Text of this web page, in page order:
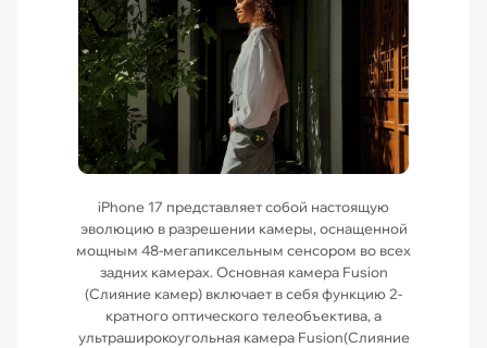
iPhone 17 представляет собой настоящую
эволюцию в разрешении камеры, оснащенной
мощным 48-мегапиксельным сенсором во всех
задних камерах. Основная камера Fusion
(Слияние камер) включает в себя функцию 2-
кратного оптического телеобъектива, а
ультраширокоугольная камера Fusion(Слияние